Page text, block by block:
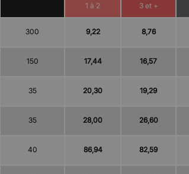
1 à 2
3 et +
300 9,22 8,76
150 17,44 16,57
35 20,30 19,29
35 28,00 26,60
40 86,94 82,59